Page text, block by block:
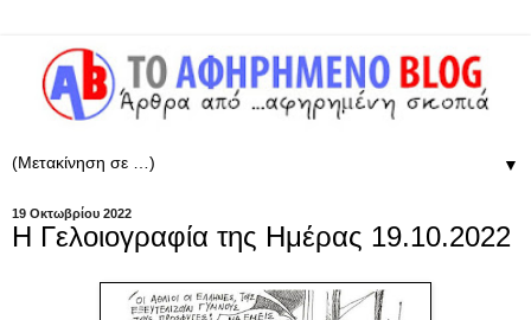
▼
19 Οκτωβρίου 2022
Η Γελοιογραφία της Ημέρας 19.10.2022